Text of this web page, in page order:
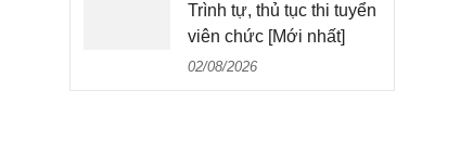
Trình tự, thủ tục thi tuyển
viên chức [Mới nhất]
02/08/2026